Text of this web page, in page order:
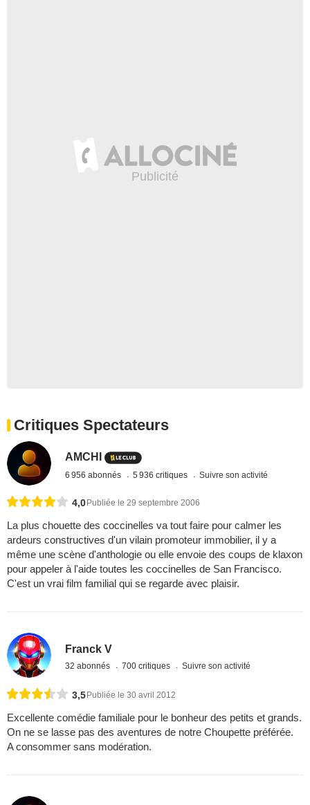
Critiques Spectateurs
AMCHI
6 956 abonnés 5 936 critiques Suivre son activité
4,0 Publiée le 29 septembre 2006
La plus chouette des coccinelles va tout faire pour calmer les
ardeurs constructives d'un vilain promoteur immobilier, il y a
même une scène d'anthologie ou elle envoie des coups de klaxon
pour appeler à l'aide toutes les coccinelles de San Francisco.
C'est un vrai film familial qui se regarde avec plaisir.
Franck V
32 abonnés 700 critiques Suivre son activité
3,5Publiée le 30 avril 2012
Excellente comédie familiale pour le bonheur des petits et grands.
On ne se lasse pas des aventures de notre Choupette préférée.
A consommer sans modération.